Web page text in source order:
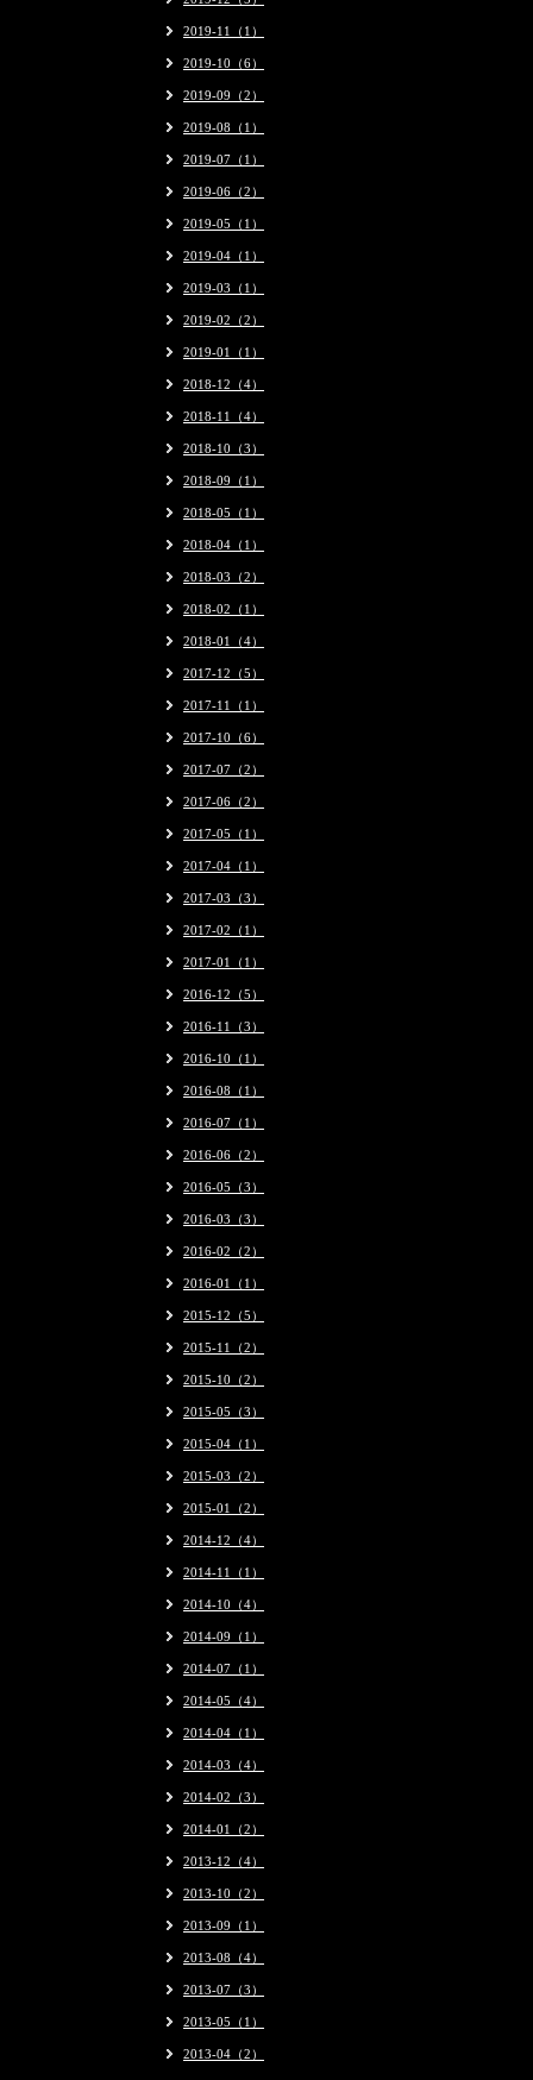
2019-11（1）
2019-10（6）
2019-09（2）
2019-08（1）
2019-07（1）
2019-06（2）
2019-05（1）
2019-04（1）
2019-03（1）
2019-02（2）
2019-01（1）
2018-12（4）
2018-11（4）
2018-10（3）
2018-09（1）
2018-05（1）
2018-04（1）
2018-03（2）
2018-02（1）
2018-01（4）
2017-12（5）
2017-11（1）
2017-10（6）
2017-07（2）
2017-06（2）
2017-05（1）
2017-04（1）
2017-03（3）
2017-02（1）
2017-01（1）
2016-12（5）
2016-11（3）
2016-10（1）
2016-08（1）
2016-07（1）
2016-06（2）
2016-05（3）
2016-03（3）
2016-02（2）
2016-01（1）
2015-12（5）
2015-11（2）
2015-10（2）
2015-05（3）
2015-04（1）
2015-03（2）
2015-01（2）
2014-12（4）
2014-11（1）
2014-10（4）
2014-09（1）
2014-07（1）
2014-05（4）
2014-04（1）
2014-03（4）
2014-02（3）
2014-01（2）
2013-12（4）
2013-10（2）
2013-09（1）
2013-08（4）
2013-07（3）
2013-05（1）
2013-04（2）